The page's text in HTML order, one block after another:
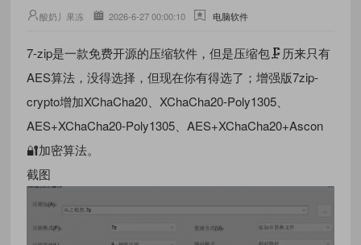
酸奶丿果冻 2026-6-27 00:00:10 电脑软件
7-zip是一款免费开源的压缩软件，但是压缩包🗜️历来只有
AES算法，没得选择，但现在你有得选了；增强版7zip-
crypto增加XChaCha20、XChaCha20-Poly1305、
AES+XChaCha20-Poly1305、AES+XChaCha20+Ascon
🔐加密算法。
截图